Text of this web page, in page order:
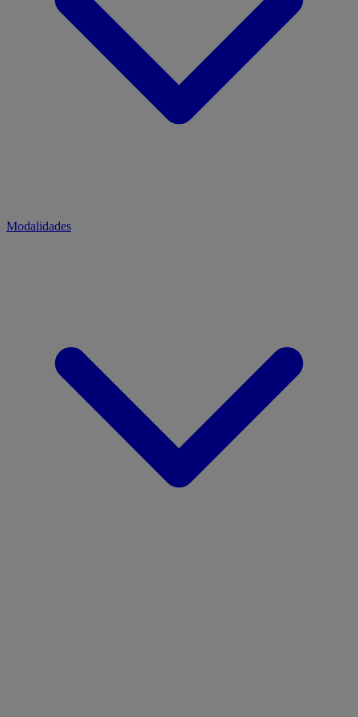
Modalidades